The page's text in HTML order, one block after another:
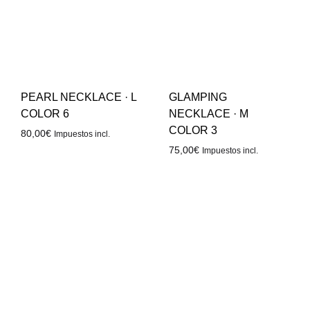
PEARL NECKLACE · L
COLOR 6
80,00€ Impuestos incl.
GLAMPING
NECKLACE · M
COLOR 3
75,00€ Impuestos incl.